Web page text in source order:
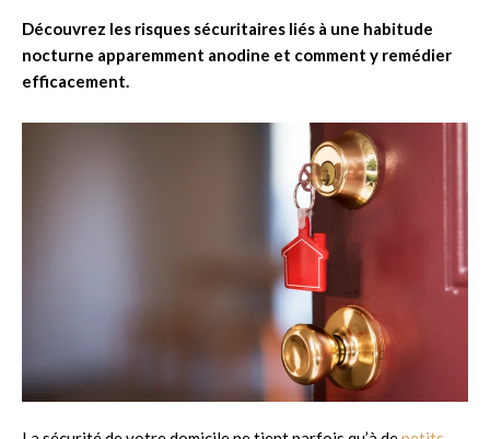
Découvrez les risques sécuritaires liés à une habitude
nocturne apparemment anodine et comment y remédier
efficacement.